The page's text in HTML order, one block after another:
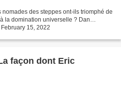
des steppes ont-ils triomphé de
la domination universelle ? Dan…
15, 2022
façon dont Eric